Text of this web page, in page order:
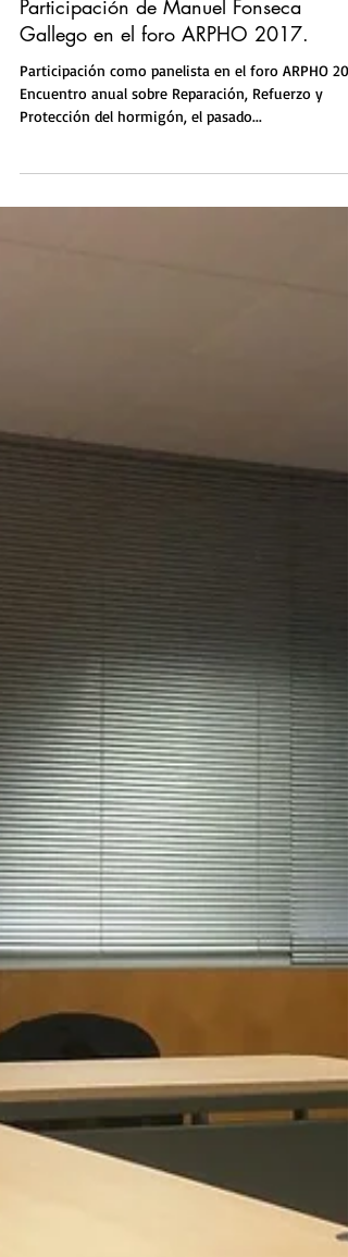
Participación de Manuel Fonseca
Gallego en el foro ARPHO 2017.
Participación como panelista en el foro ARPHO